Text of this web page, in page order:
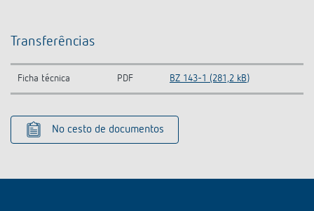
Transferências
Ficha técnica PDF BZ 143-1 (281,2 kB)
No cesto de documentos